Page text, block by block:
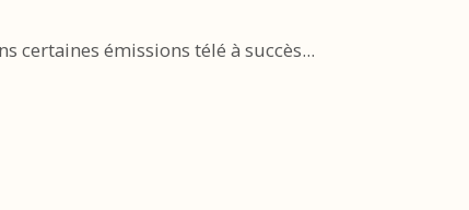
certaines émissions télé à succès...